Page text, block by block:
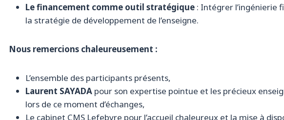
Le financement comme outil stratégique : Intégrer l’ingénierie
la stratégie de développement de l’enseigne.
Nous remercions chaleureusement :
L’ensemble des participants présents,
Laurent SAYADA pour son expertise pointue et les précieux
lors de ce moment d’échanges,
Le cabinet CMS Lefebvre pour l’accueil chaleureux et la mise à